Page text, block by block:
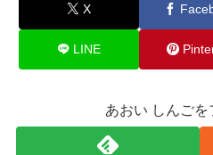
X
LINE
あおい しんごを